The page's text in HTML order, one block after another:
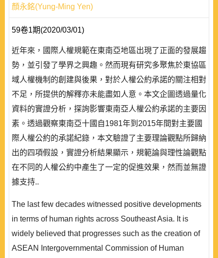
顏永銘(Yung-Ming Yen)
59卷1期(2020/03/01)
近年來，國際人權規範在東南亞地區出現了正面的發展趨
勢，並引發了學界之興趣。然而現有研究多聚焦於東協區
域人權機制的創建與後果，對於人權公約承諾的關注相對
不足，所提供的解釋亦未能盡如人意。本文企圖透過量化
資料的實證分析，探詢影響東南亞人權公約承諾的主要因
素。透過觀察東南亞十國自1981年到2015年間對主要國
際人權公約的承諾紀錄，本文驗證了主要理論觀點所歸納
出的四項假設，實證分析結果顯示，規範論與理性論觀點
在不同的人權公約中產生了一定的促進效果，然而並無證
據支持..
The last few decades witnessed positive developments
in terms of human rights across Southeast Asia. It is
widely believed that progresses such as the creation of
ASEAN Intergovernmental Commission of Human